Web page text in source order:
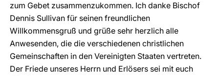
zum Gebet zusammenzukommen. Ich danke Bischof
Dennis Sullivan für seinen freundlichen
Willkommensgruß und grüße sehr herzlich alle
Anwesenden, die die verschiedenen christlichen
Gemeinschaften in den Vereinigten Staaten vertreten.
Der Friede unseres Herrn und Erlösers sei mit euch